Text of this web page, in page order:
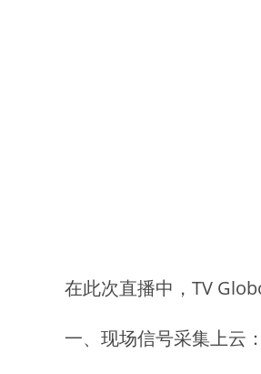
在此次直播中，TV
一、现场信号采集上云：